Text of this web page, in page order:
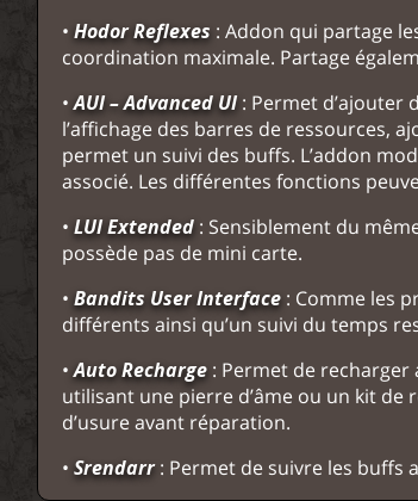
• Hodor Reflexes : Addon qui partage
coordination maximale. Partage
•AUI – Advanced UI: Permet d’ajouter
l’affichage des barres de ressources,
permet un suivi des buffs. L’addon
associé. Les différentes fonctions
• LUI Extended: Sensiblement du
possède pas de mini carte.
• Bandits User Interface: Comme les
différents ainsi qu’un suivi du temps
•Auto Recharge: Permet de recharger
utilisant une pierre d’âme ou un kit
d’usure avant réparation.
• Srendarr: Permet de suivre les buffs